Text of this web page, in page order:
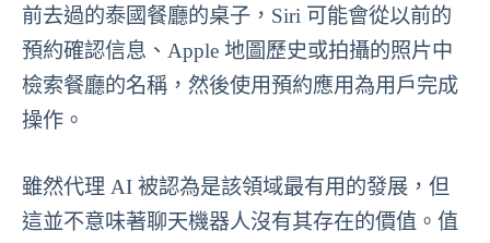
前去過的泰國餐廳的桌子，Siri 可能會從以前的
預約確認信息、Apple 地圖歷史或拍攝的照片中
檢索餐廳的名稱，然後使用預約應用為用戶完成
操作。
雖然代理 AI 被認為是該領域最有用的發展，但
這並不意味著聊天機器人沒有其存在的價值。值